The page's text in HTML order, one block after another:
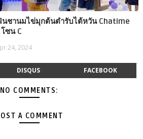
นชานมไข่มุกต้นตำรับไต้หวัน Chatime
ซน C
24, 2024
DISQUS FACEBOOK
NO COMMENTS:
A COMMENT